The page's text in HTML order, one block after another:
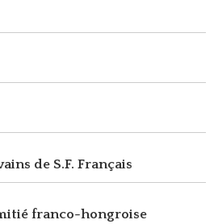
de S.F. Français
franco-hongroise